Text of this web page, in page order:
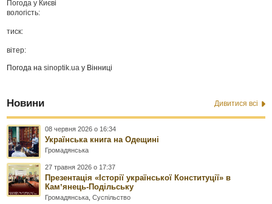
Погода у Києві
вологість:
тиск:
вітер:
Погода наsinoptik.ua у Вінниці
Новини Дивитися всі
08 червня 2026 о 16:34
Українська книга на Одещині
Громадянська
27 травня 2026 о 17:37
Презентація «Історії української Конституції» в
Камʼянець-Подільську
Громадянська ,Суспільство